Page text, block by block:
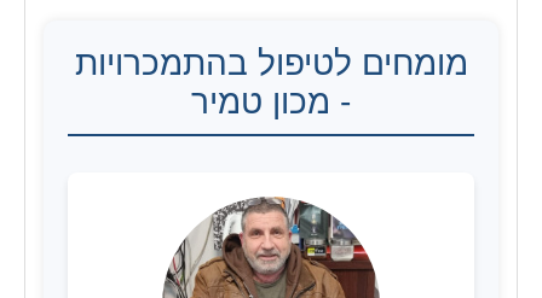
מומחים לטיפול בהתמכרויות
- מכון טמיר